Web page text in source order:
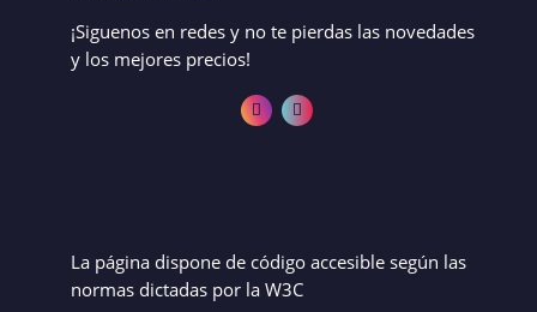
¡Siguenos en redes y no te pierdas las novedades
y los mejores precios!
La página dispone de código accesible según las
normas dictadas por la W3C